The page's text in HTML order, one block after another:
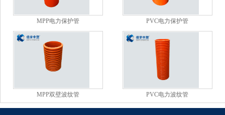
MPP电力保护管 PVC电力保护管
MPP双壁波纹管 PVC电力波纹管